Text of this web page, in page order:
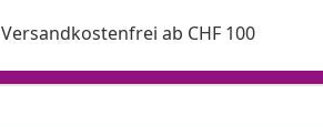
Versandkostenfrei ab CHF 100